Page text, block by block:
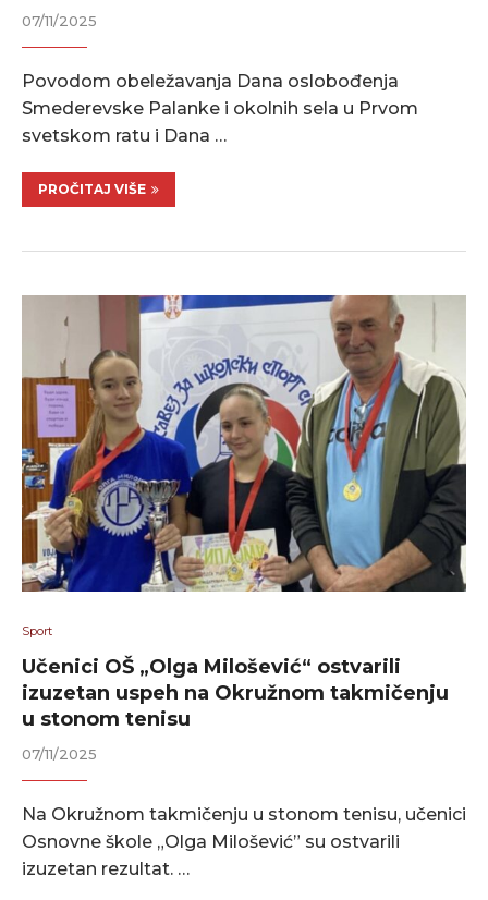
07/11/2025
Povodom obeležavanja Dana oslobođenja
Smederevske Palanke i okolnih sela u Prvom
svetskom ratu i Dana …
PROČITAJ VIŠE
Sport
Učenici OŠ „Olga Milošević“ ostvarili
izuzetan uspeh na Okružnom takmičenju
u stonom tenisu
07/11/2025
Na Okružnom takmičenju u stonom tenisu, učenici
Osnovne škole „Olga Milošević” su ostvarili
izuzetan rezultat. …